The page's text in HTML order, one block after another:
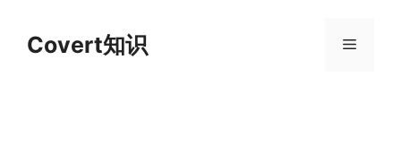
Covert知识 菜